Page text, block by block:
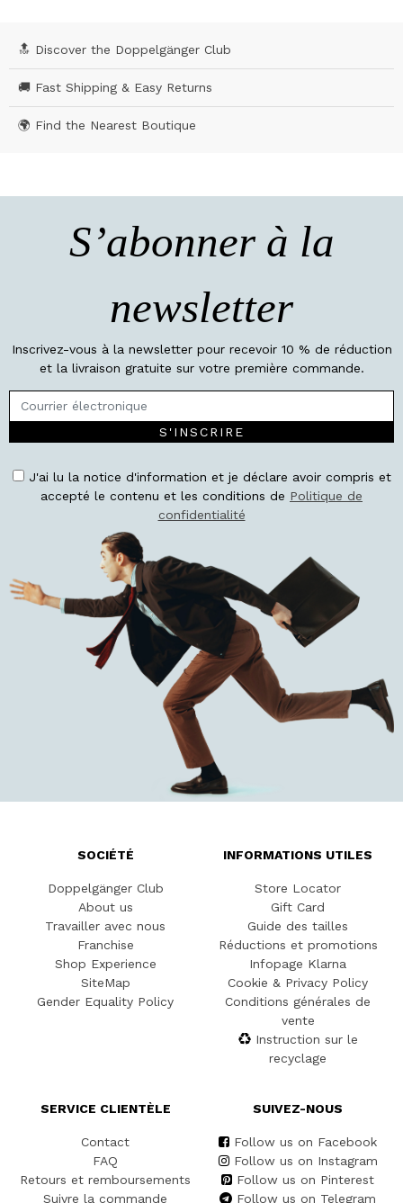
🔝 Discover the Doppelgänger Club
🚚 Fast Shipping & Easy Returns
🌍 Find the Nearest Boutique
S’abonner à la
newsletter
Inscrivez-vous à la newsletter pour recevoir 10 % de réduction
et la livraison gratuite sur votre première commande.
S'INSCRIRE
J'ai lu la notice d'information et je déclare avoir compris et
accepté le contenu et les conditions de Politique de
confidentialité
SOCIÉTÉ
Doppelgänger Club
About us
Travailler avec nous
Franchise
Shop Experience
SiteMap
Gender Equality Policy
INFORMATIONS UTILES
Store Locator
Gift Card
Guide des tailles
Réductions et promotions
Infopage Klarna
Cookie & Privacy Policy
Conditions générales de
vente
Instruction sur le
recyclage
SERVICE CLIENTÈLE
Contact
FAQ
Retours et remboursements
Suivre la commande
SUIVEZ-NOUS
Follow us on Facebook
Follow us on Instagram
Follow us on Pinterest
Follow us on Telegram